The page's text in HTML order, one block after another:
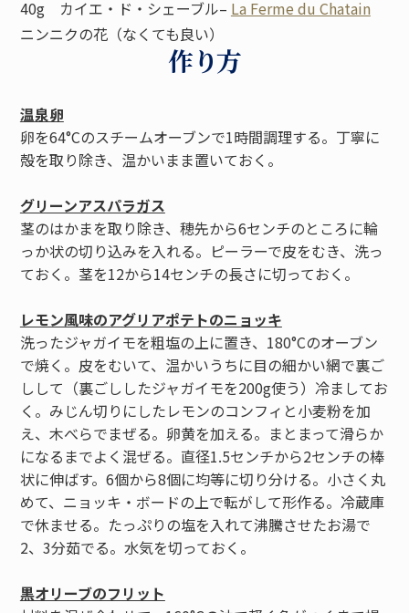
40g カイエ・ド・シェーブル– La Ferme du Chatain
ニンニクの花（なくても良い）
作り方
温泉卵
卵を64°Cのスチームオーブンで1時間調理する。丁寧に
殻を取り除き、温かいまま置いておく。
グリーンアスパラガス
茎のはかまを取り除き、穂先から6センチのところに輪
っか状の切り込みを入れる。ピーラーで皮をむき、洗っ
ておく。茎を12から14センチの長さに切っておく。
レモン風味のアグリアポテトのニョッキ
洗ったジャガイモを粗塩の上に置き、180°Cのオーブン
で焼く。皮をむいて、温かいうちに目の細かい網で裏ご
しして（裏ごししたジャガイモを200g使う）冷ましてお
く。みじん切りにしたレモンのコンフィと小麦粉を加
え、木べらでまぜる。卵黄を加える。まとまって滑らか
になるまでよく混ぜる。直径1.5センチから2センチの棒
状に伸ばす。6個から8個に均等に切り分ける。小さく丸
めて、ニョッキ・ボードの上で転がして形作る。冷蔵庫
で休ませる。たっぷりの塩を入れて沸騰させたお湯で
2、3分茹でる。水気を切っておく。
黒オリーブのフリット